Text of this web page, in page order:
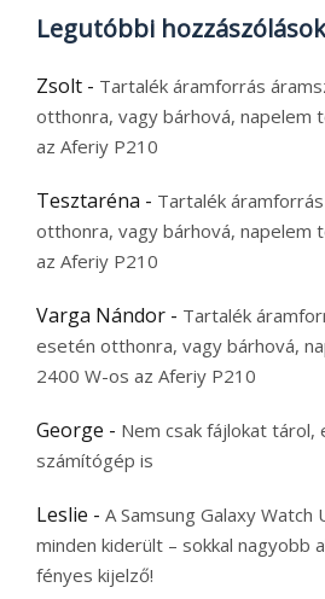
Legutóbbi hozzászólások
Zsolt - Tartalék áramforrás
otthonra, vagy bárhová, napelem
az Aferiy P210
Tesztaréna - Tartalék
otthonra, vagy bárhová, napelem
az Aferiy P210
Varga Nándor - Tartalék
esetén otthonra, vagy bárhová,
2400 W-os az Aferiy P210
George - Nem csak fájlokat tárol,
számítógép is
Leslie - A Samsung Galaxy
minden kiderült – sokkal nagyobb
fényes kijelző!